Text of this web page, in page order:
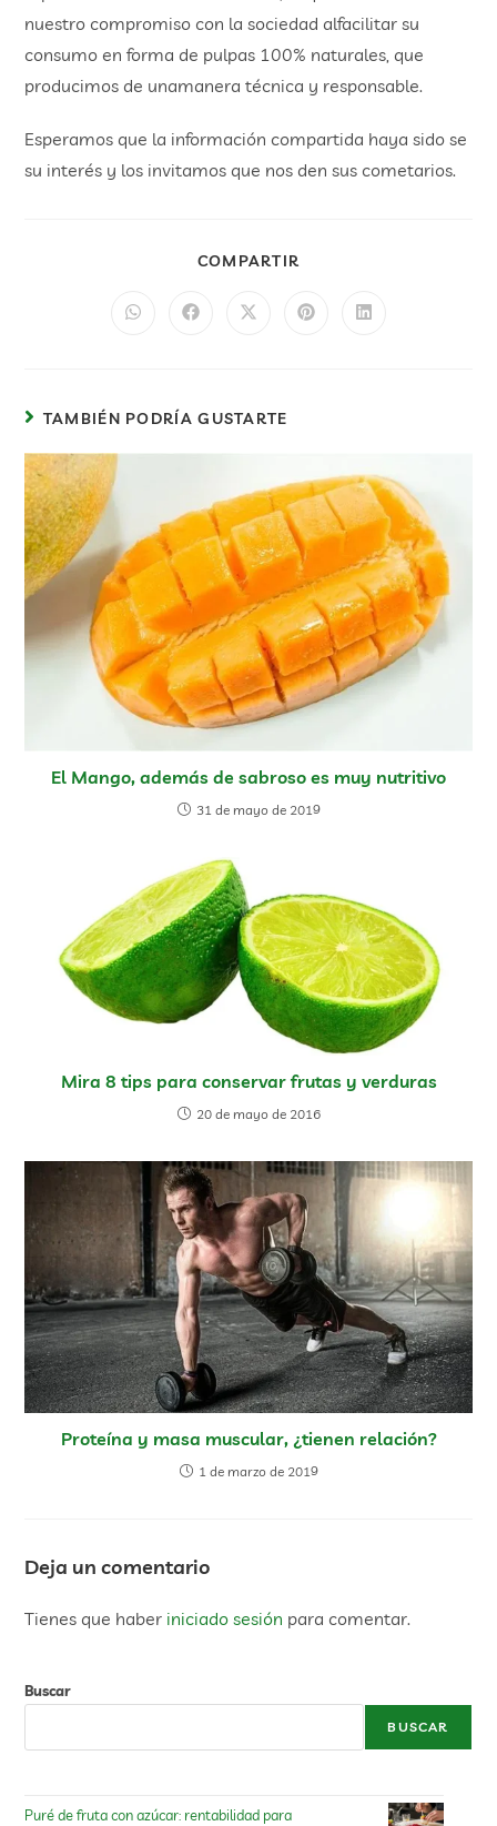
nuestro compromiso con la sociedad alfacilitar su
consumo en forma de pulpas 100% naturales, que
producimos de unamanera técnica y responsable.
Esperamos que la información compartida haya sido se
su interés y los invitamos que nos den sus cometarios.
COMPARTIR
TAMBIÉN PODRÍA GUSTARTE
El Mango, además de sabroso es muy nutritivo
31 de mayo de 2019
Mira 8 tips para conservar frutas y verduras
20 de mayo de 2016
Proteína y masa muscular, ¿tienen relación?
1 de marzo de 2019
Deja un comentario
Tienes que haber iniciado sesión para comentar.
Buscar
BUSCAR
Puré de fruta con azúcar: rentabilidad para